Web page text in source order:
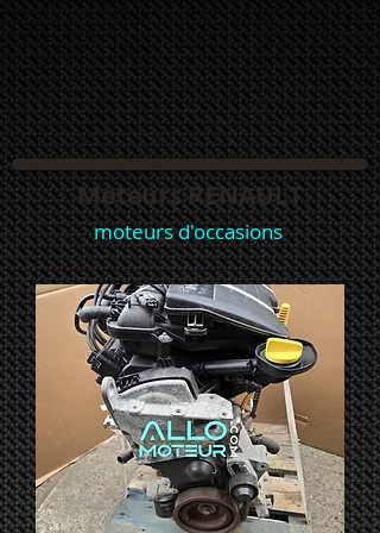
Moteurs RENAULT
moteurs d'occasions